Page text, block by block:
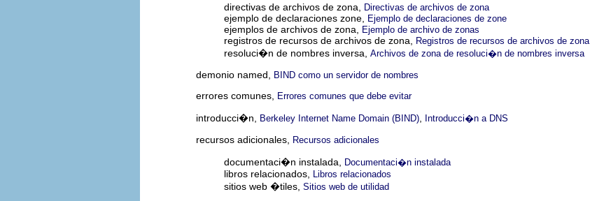
directivas de archivos de zona, Directivas de archivos de zona
ejemplo de declaraciones zone, Ejemplo de declaraciones de zone
ejemplos de archivos de zona, Ejemplo de archivo de zonas
registros de recursos de archivos de zona, Registros de recursos de archivos de zona
resoluci�n de nombres inversa, Archivos de zona de resoluci�n de nombres inversa
demonio named, BIND como un servidor de nombres
errores comunes, Errores comunes que debe evitar
introducci�n, Berkeley Internet Name Domain (BIND) Introducci�n a DNS
recursos adicionales, Recursos adicionales
documentaci�n instalada, Documentaci�n instalada
libros relacionados, Libros relacionados
sitios web �tiles, Sitios web de utilidad